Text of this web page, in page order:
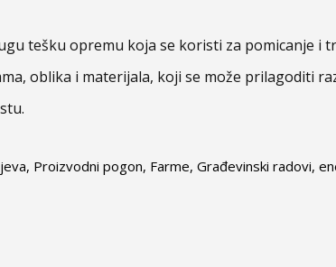
tešku opremu koja se koristi za pomicanje i
oblika i materijala, koji se može prilagoditi
Proizvodni pogon, Farme, Građevinski radovi,